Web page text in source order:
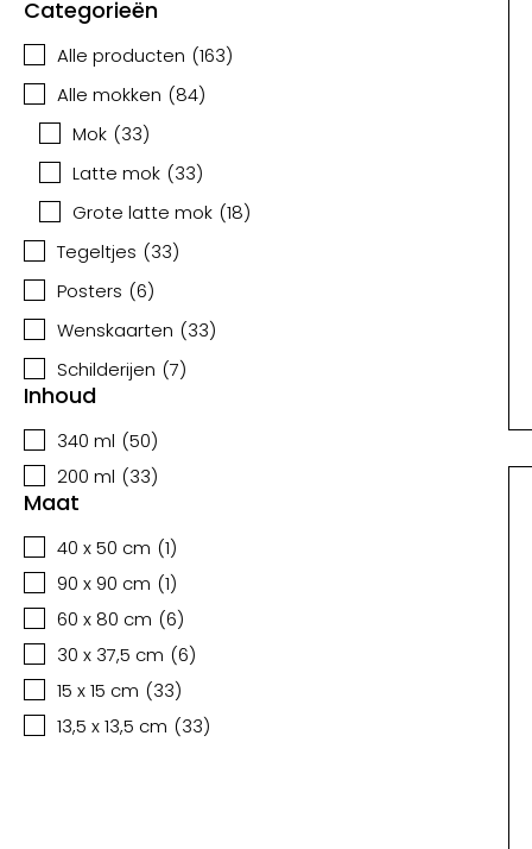
Categorieën
Alle producten (163)
Alle mokken (84)
Mok (33)
Latte mok (33)
Grote latte mok (18)
Tegeltjes (33)
Posters (6)
Wenskaarten (33)
Schilderijen (7)
Inhoud
340 ml (50)
200 ml (33)
Maat
40 x 50 cm (1)
90 x 90 cm (1)
60 x 80 cm (6)
30 x 37,5 cm (6)
15 x 15 cm (33)
13,5 x 13,5 cm (33)